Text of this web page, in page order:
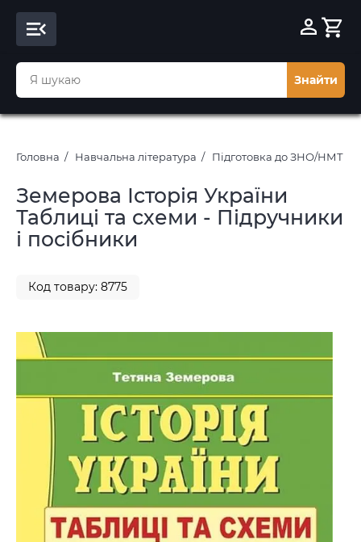
Знайти
Головна Навчальна література Підготовка до ЗНО/НМТ
Земерова Історія України
Таблиці та схеми - Підручники
і посібники
Код товару: 8775